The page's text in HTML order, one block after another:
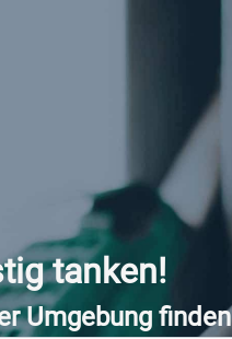
tanken!
Umgebung finden